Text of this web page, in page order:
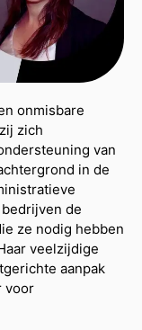
onmisbare
zich
van
in de
de
ze nodig hebben
veelzijdige
aanpak
voor